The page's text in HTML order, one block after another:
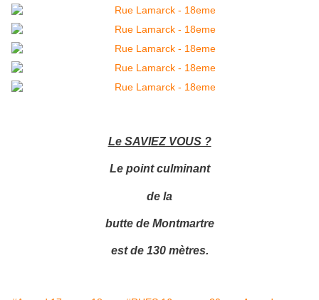
Le SAVIEZ VOUS ?
Le point culminant
de la
butte de Montmartre
est de 130 mètres.